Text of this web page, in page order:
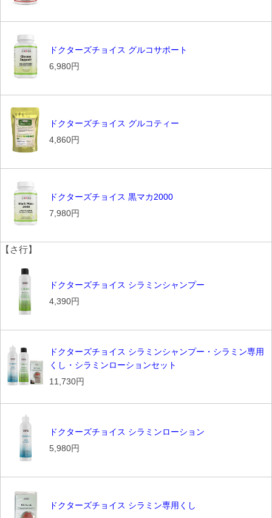
ドクターズチョイス グルコサポート
6,980円
ドクターズチョイス グルコティー
4,860円
ドクターズチョイス 黒マカ2000
7,980円
【さ行】
ドクターズチョイス シラミンシャンプー
4,390円
ドクターズチョイス シラミンシャンプー・シラミン専用
くし・シラミンローションセット
11,730円
ドクターズチョイス シラミンローション
5,980円
ドクターズチョイス シラミン専用くし